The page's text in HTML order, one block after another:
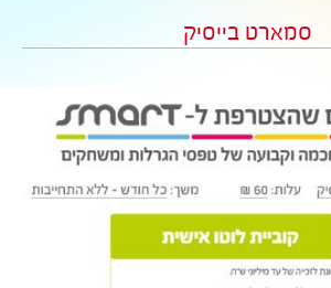
סמארט בייסיק